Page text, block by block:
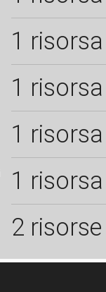
1 risorsa
1 risorsa
1 risorsa
1 risorsa
2 risorse